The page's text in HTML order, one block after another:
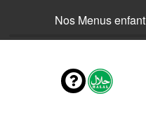
Nos Menus enfant